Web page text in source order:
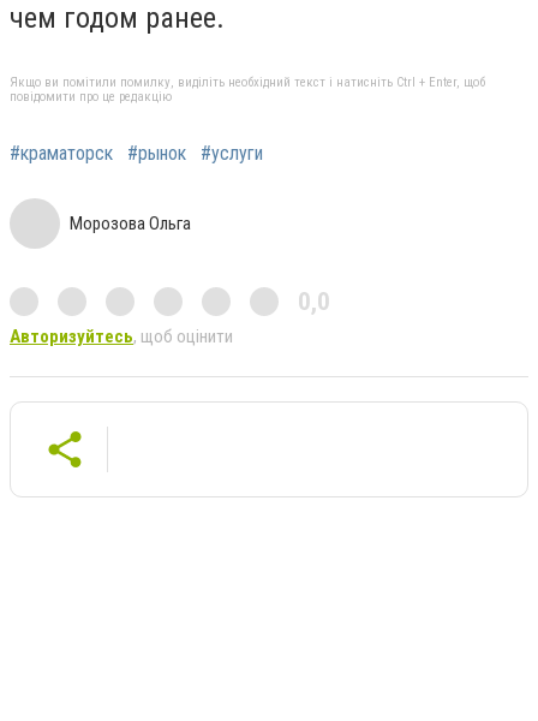
чем годом ранее.
Якщо ви помітили помилку, виділіть необхідний текст і натисніть Ctrl + Enter, щоб
повідомити про це редакцію
#краматорск #рынок #услуги
Морозова Ольга
0,0
Авторизуйтесь, щоб оцінити